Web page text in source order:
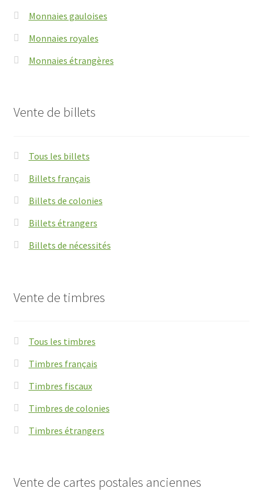
Monnaies gauloises
Monnaies royales
Monnaies étrangères
Vente de billets
Tous les billets
Billets français
Billets de colonies
Billets étrangers
Billets de nécessités
Vente de timbres
Tous les timbres
Timbres français
Timbres fiscaux
Timbres de colonies
Timbres étrangers
Vente de cartes postales anciennes